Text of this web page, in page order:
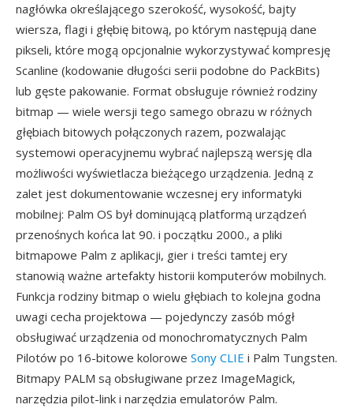
nagłówka określającego szerokość, wysokość, bajty
wiersza, flagi i głębię bitową, po którym następują dane
pikseli, które mogą opcjonalnie wykorzystywać kompresję
Scanline (kodowanie długości serii podobne do PackBits)
lub gęste pakowanie. Format obsługuje również rodziny
bitmap — wiele wersji tego samego obrazu w różnych
głębiach bitowych połączonych razem, pozwalając
systemowi operacyjnemu wybrać najlepszą wersję dla
możliwości wyświetlacza bieżącego urządzenia. Jedną z
zalet jest dokumentowanie wczesnej ery informatyki
mobilnej: Palm OS był dominującą platformą urządzeń
przenośnych końca lat 90. i początku 2000., a pliki
bitmapowe Palm z aplikacji, gier i treści tamtej ery
stanowią ważne artefakty historii komputerów mobilnych.
Funkcja rodziny bitmap o wielu głębiach to kolejna godna
uwagi cecha projektowa — pojedynczy zasób mógł
obsługiwać urządzenia od monochromatycznych Palm
Pilotów po 16-bitowe kolorowe Sony CLIE i Palm Tungsten.
Bitmapy PALM są obsługiwane przez ImageMagick,
narzędzia pilot-link i narzędzia emulatorów Palm.